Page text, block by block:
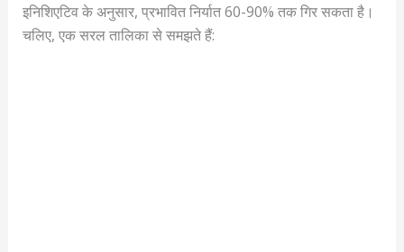
इनिशिएटिव के अनुसार, प्रभावित निर्यात 60-90% तक गिर सकता है।
चलिए, एक सरल तालिका से समझते हैं: